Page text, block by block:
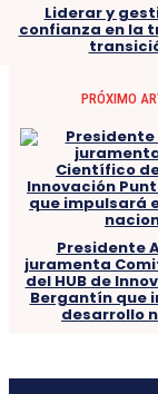
Liderar y
confianza en la
PRÓXIMO
Presidente
juramenta
del HUB de
Bergantín que
desarrollo